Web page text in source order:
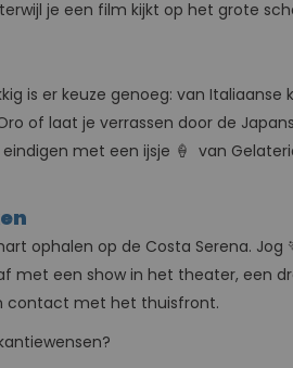
je een film kijkt op het grote
is er keuze genoeg: van
of laat je verrassen door de
met een ijsje 🍦 van
ophalen op de Costa Serena.
met een show in het theater, een
contact met het thuisfront.